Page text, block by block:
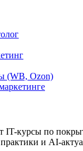
(WB, Ozon)
IT-курсы по
и AI-